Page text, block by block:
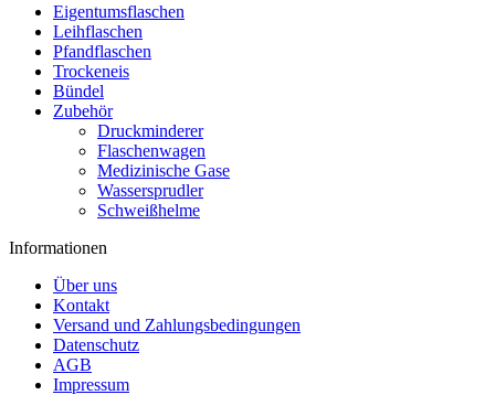
Eigentumsflaschen
Leihflaschen
Pfandflaschen
Trockeneis
Bündel
Zubehör
Druckminderer
Flaschenwagen
Medizinische Gase
Wassersprudler
Schweißhelme
Informationen
Über uns
Kontakt
Versand und Zahlungsbedingungen
Datenschutz
AGB
Impressum